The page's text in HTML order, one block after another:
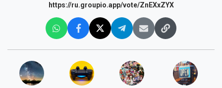
https://ru.groupio.app/vote/ZnEXxZYX